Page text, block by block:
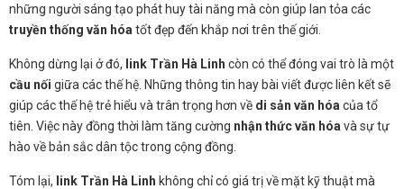
những người sáng tạo phát huy tài năng mà còn giúp lan tỏa các
truyền thống văn hóa tốt đẹp đến khắp nơi trên thế giới.
Không dừng lại ở đó, link Trần Hà Linh còn có thể đóng vai trò là một
cầu nối giữa các thế hệ. Những thông tin hay bài viết được liên kết sẽ
giúp các thế hệ trẻ hiểu và trân trọng hơn về di sản văn hóa của tổ
tiên. Việc này đồng thời làm tăng cường nhận thức văn hóa và sự tự
hào về bản sắc dân tộc trong cộng đồng.
Tóm lại, link Trần Hà Linh không chỉ có giá trị về mặt kỹ thuật mà